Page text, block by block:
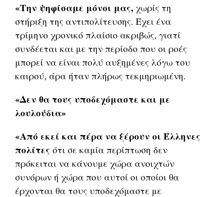
«Την ψηφίσαμε μόνοι μας, χωρίς τη
στήριξη της αντιπολίτευσης. Έχει ένα
τρίμηνο χρονικό πλαίσιο ακριβώς, γιατί
συνδέεται και με την περίοδο που οι ροές
μπορεί να είναι πολύ αυξημένες λόγω του
καιρού, άρα ήταν πλήρως τεκμηριωμένη.
«Δεν θα τους υποδεχόμαστε και με
λουλούδια»
«Από εκεί και πέρα να ξέρουν οι Έλληνες
πολίτες ότι σε καμία περίπτωση δεν
πρόκειται να κάνουμε χώρα ανοιχτών
συνόρων ή χώρα που αυτοί οι οποίοι θα
έρχονται θα τους υποδεχόμαστε με